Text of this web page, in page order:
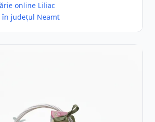
online Liliac
în județul Neamt